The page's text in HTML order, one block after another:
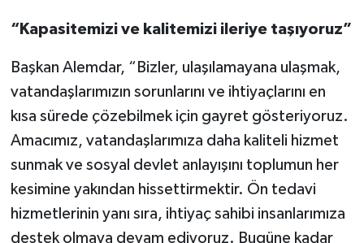
“Kapasitemizi ve kalitemizi ileriye taşıyoruz”
Başkan Alemdar, “Bizler, ulaşılamayana ulaşmak,
vatandaşlarımızın sorunlarını ve ihtiyaçlarını en
kısa sürede çözebilmek için gayret gösteriyoruz.
Amacımız, vatandaşlarımıza daha kaliteli hizmet
sunmak ve sosyal devlet anlayışını toplumun her
kesimine yakından hissettirmektir. Ön tedavi
hizmetlerinin yanı sıra, ihtiyaç sahibi insanlarımıza
destek olmaya devam ediyoruz. Bugüne kadar